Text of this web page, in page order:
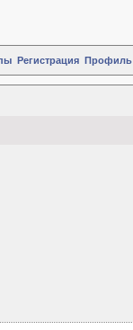
Регистрация Профиль